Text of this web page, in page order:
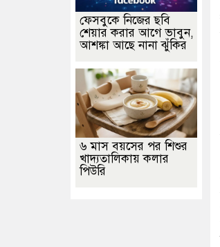
ফেসবুকে নিজের ছবি
শেয়ার করার আগে ভাবুন,
আশঙ্কা আছে নানা ঝুঁকির
৬ মাস বয়সের পর শিশুর
খাদ্যতালিকায় কলার
পিউরি